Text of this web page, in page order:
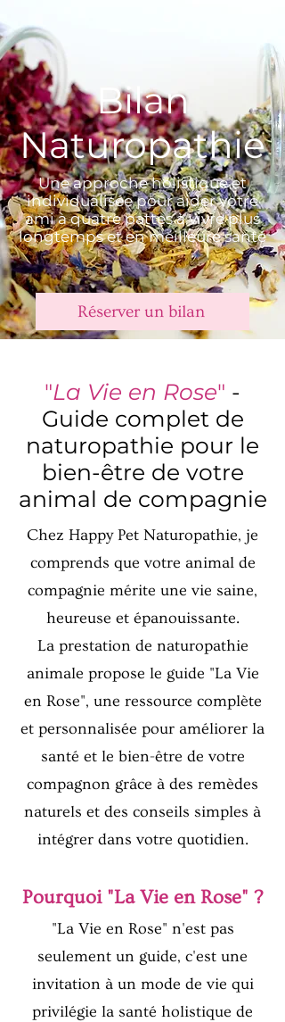
Bilan
Naturopathie
Une approche holistique et
individualisée pour aider votre
ami à quatre pattes à vivre plus
longtemps et en meilleure santé
Réserver un bilan
"La Vie en Rose" -
Guide complet de
naturopathie pour le
bien-être de votre
animal de compagnie
Chez Happy Pet Naturopathie, je
comprends que votre animal de
compagnie mérite une vie saine,
heureuse et épanouissante.
La prestation de naturopathie
animale propose le guide "La Vie
en Rose", une ressource complète
et personnalisée pour améliorer la
santé et le bien-être de votre
compagnon grâce à des remèdes
naturels et des conseils simples à
intégrer dans votre quotidien.
Pourquoi "La Vie en Rose" ?
"La Vie en Rose" n'est pas
seulement un guide, c'est une
invitation à un mode de vie qui
privilégie la santé holistique de